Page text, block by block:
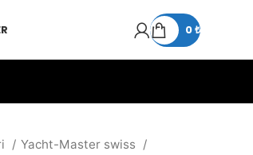
0₺
Yacht-Master swiss